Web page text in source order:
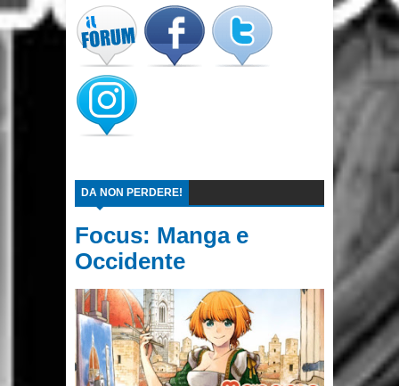
DA NON PERDERE!
Focus: Manga e
Occidente